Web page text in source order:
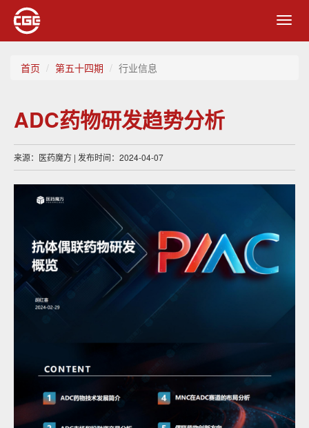
首页 第五十四期 行业信息
ADC药物研发趋势分析
来源：医药魔方 | 发布时间：2024-04-07